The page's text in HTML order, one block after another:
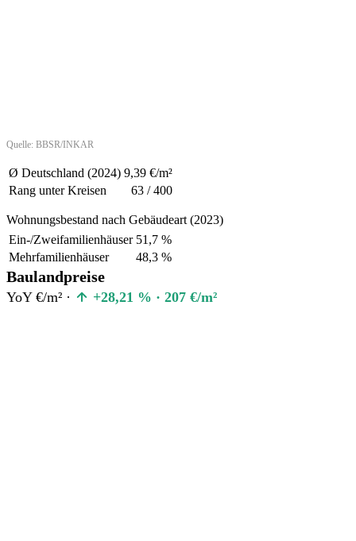
Quelle: BBSR/INKAR
Ø Deutschland (2024) 9,39 €/m²
Rang unter Kreisen
63 / 400
Wohnungsbestand nach Gebäudeart (2023)
Ein-/Zweifamilienhäuser 51,7 %
Mehrfamilienhäuser
48,3 %
Baulandpreise
YoY €/m² · +28,21 % · 207 €/m²